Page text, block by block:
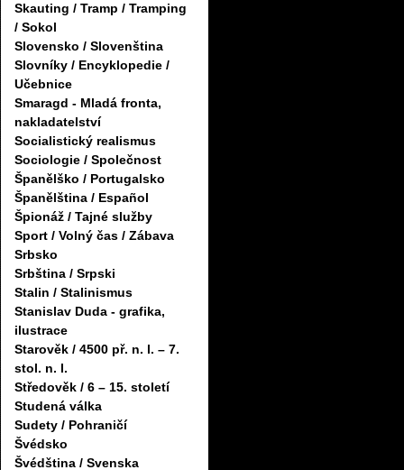
Skauting / Tramp / Tramping
/ Sokol
Slovensko / Slovenština
Slovníky / Encyklopedie /
Učebnice
Smaragd - Mladá fronta,
nakladatelství
Socialistický realismus
Sociologie / Společnost
Španělško / Portugalsko
Španělština / Español
Špionáž / Tajné služby
Sport / Volný čas / Zábava
Srbsko
Srbština / Srpski
Stalin / Stalinismus
Stanislav Duda - grafika,
ilustrace
Starověk / 4500 př. n. l. – 7.
stol. n. l.
Středověk / 6 – 15. století
Studená válka
Sudety / Pohraničí
Švédsko
Švédština / Svenska